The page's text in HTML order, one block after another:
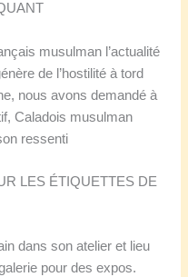
musulman l’actualité
de l’hostilité à tord
nous avons demandé à
Caladois musulman
ressenti
LES ÉTIQUETTES DE
dans son atelier et lieu
pour des expos.